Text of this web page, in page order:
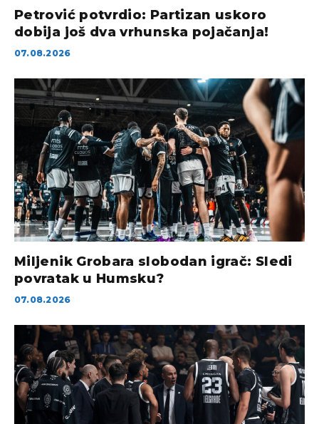
Petrović potvrdio: Partizan uskoro
dobija još dva vrhunska pojačanja!
07.08.2026
Miljenik Grobara slobodan igrač: Sledi
povratak u Humsku?
07.08.2026